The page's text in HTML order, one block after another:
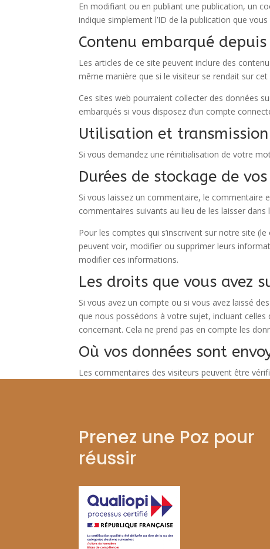
En modifiant ou en publiant une publication, un
indique simplement l’ID de la publication que
Contenu embarqué
Les articles de ce site peuvent inclure des
même manière que si le visiteur se rendait sur cet
Ces sites web pourraient collecter des données
embarqués si vous disposez d’un compte
Utilisation et
Si vous demandez une réinitialisation de votre
Durées de stockage de
Si vous laissez un commentaire, le
commentaires suivants au lieu de les laisser
Pour les comptes qui s’inscrivent sur notre site
peuvent voir, modifier ou supprimer leurs
modifier ces informations.
Les droits que vous avez
Si vous avez un compte ou si vous avez laissé
que nous possédons à votre sujet, incluant
concernant. Cela ne prend pas en compte les
Où vos données sont
Les commentaires des visiteurs peuvent être
Prenez une Poz pour
réussir